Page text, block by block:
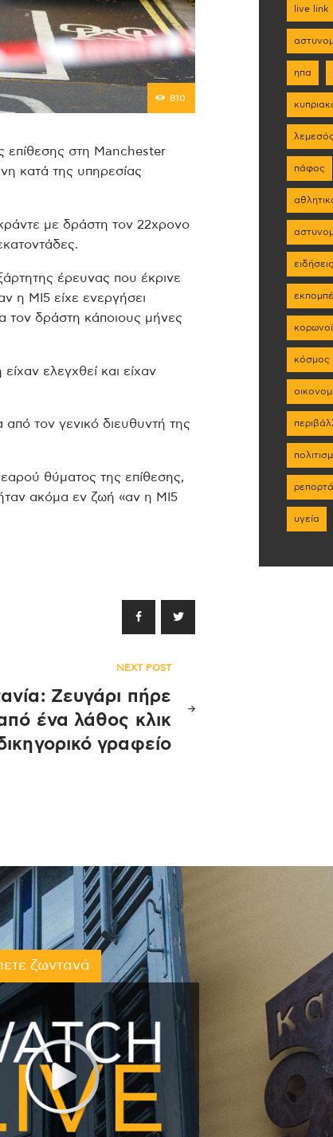
810
επίθεσης στη Manchester
κατά της υπηρεσίας
με δράστη τον 22χρονο
έρευνας που έκρινε
η MI5 είχε ενεργήσει
τον δράστη κάποιους μήνες
ελεγχθεί και είχαν
τον γενικό διευθυντή της
θύματος της επίθεσης,
ακόμα εν ζωή «αν η MI5
NEXT POST
Ζευγάρι πήρε
ένα λάθος κλικ
γραφείο
live link
ηπα
λεμεσός
πάφος
ειδήσεις
κόσμος
υγεία
ζωντανά